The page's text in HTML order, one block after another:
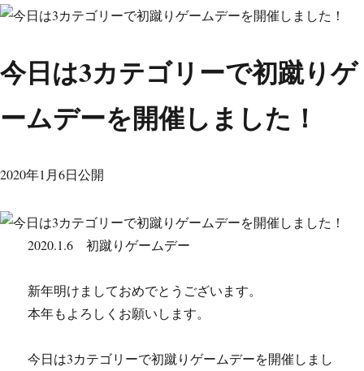
今日は3カテゴリーで初蹴りゲ
ームデーを開催しました！
2020年1月6日公開
2020.1.6 初蹴りゲームデー
新年明けましておめでとうございます。
本年もよろしくお願いします。
今日は3カテゴリーで初蹴りゲームデーを開催しまし